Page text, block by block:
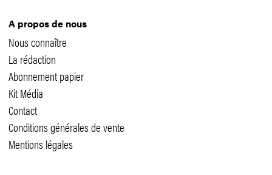
A propos de nous
Nous connaître
La rédaction
Abonnement papier
Kit Média
Contact
Conditions générales de vente
Mentions légales